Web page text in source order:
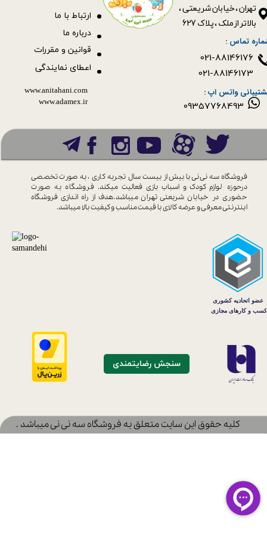
​​​​​​​تهران ، خیابان شریعتی ،
بالاتر از ملک ، پلاک 627​​​​​​​
قوانین و مقررات
ارتباط با ما
09357768493
درباره ما
اعطای نمایندگی
www.anitahani.com
www.ada​​​​​​​mex.ir
فروشگاه سه نی نی با بیش از بیست سال تجربه کاری ، به صورت تخصصی
درحوزه لوازم کودک و اسباب بازی فعالیت میکند. فروشگاه به صورت
حضوری در خیابان شریعتی تهران میباشد.هدف از راه اندازی فروشگاه
اینترنتی معرفی و عرضه کالای باقیمت مناسب و کیفیت بالا میباشد.
تماس :
واتس اپ :
سنجش رضایتمندی
​کلیه حقوق این سایت متعلق به فروشگاه سه نی نی میباشد .